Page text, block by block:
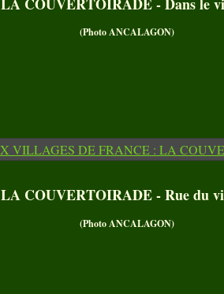
(Photo ANCALAGON)
LA COUVERTOIRADE - Rue du
(Photo ANCALAGON)